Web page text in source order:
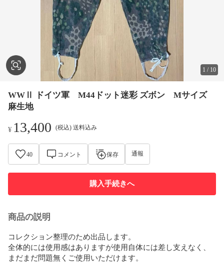
1 / 10
WWⅡ ドイツ軍 M44ドット迷彩 ズボン Mサイズ
麻生地
¥ 13,400 (税込) 送料込み
40 コメント 保存 通報
購入手続きへ
商品の説明
コレクション整理のため出品します。
全体的には使用感はありますが使用自体には差し支えなく、
まだまだ問題無くご使用いただけます。